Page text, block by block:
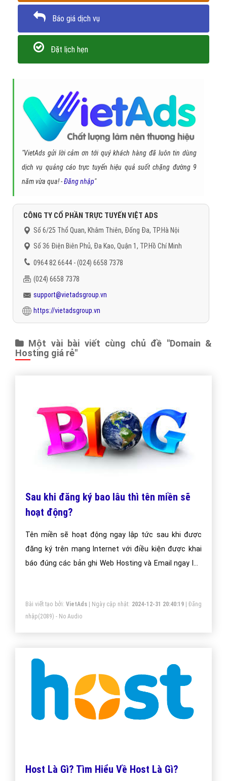
Báo giá dịch vụ
Đặt lịch hẹn
"VietAds gửi lời cảm ơn tới quý khách hàng đã luôn tin dùng
dịch vụ quảng cáo trực tuyến hiệu quả suốt chặng đường 9
năm vừa qua! -Đăng nhập"
CÔNG TY CỔ PHẦN TRỰC TUYẾN VIỆT ADS
Số 6/25 Thổ Quan, Khâm Thiên, Đống Đa, TP.Hà Nội
Số 36 Điện Biên Phủ, Đa Kao, Quận 1, TP.Hồ Chí Minh
0964 82 6644 - (024) 6658 7378
(024) 6658 7378
support@vietadsgroup.vn
https://vietadsgroup.vn
Một vài bài viết cùng chủ đề "Domain &
Hosting giá rẻ"
Sau khi đăng ký bao lâu thì tên miền sẽ
hoạt động?
Tên miền sẽ hoạt động ngay lập tức sau khi được
đăng ký trên mạng Internet với điều kiện được khai
báo đúng các bản ghi Web Hosting và Email ngay lúc
Bài viết tạo bởi: VietAds| Ngày cập nhật: 2024-12-31 20:40:19|Đăng
nhập(2089) - No Audio
Host Là Gì? Tìm Hiểu Về Host Là Gì?